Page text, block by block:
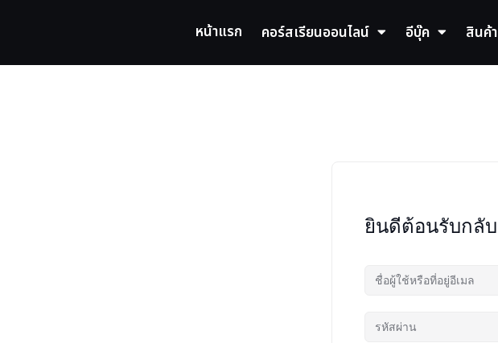
หน้าแรก คอร์สเรียนออนไลน์ อีบุ๊ค สินค้า
ยินดีต้อนรับกลับ